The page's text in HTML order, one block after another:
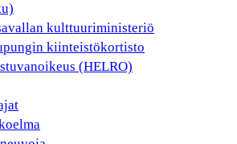
kulttuuriministeriö
kiinteistökortisto
(HELRO)